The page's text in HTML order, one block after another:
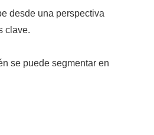
desde una perspectiva
clave.
se puede segmentar en